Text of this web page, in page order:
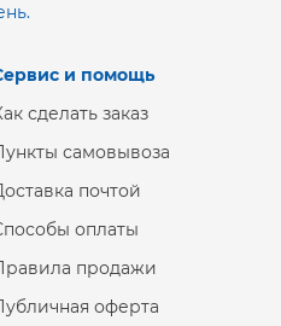
и помощь
сделать заказ
самовывоза
почтой
оплаты
продажи
оферта